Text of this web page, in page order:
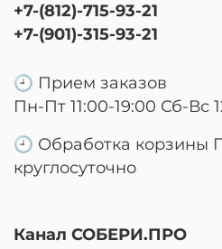
+7-(812)-715-93-21
+7-(901)-315-93-21
🕘 Прием заказов
Пн-Пт 11:00-19:00 Сб-Вс
🕘 Обработка корзины
круглосуточно
Канал СОБЕРИ.ПРО